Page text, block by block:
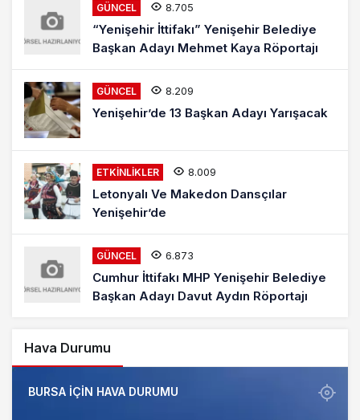
GÜNCEL 8.705
“Yenişehir İttifakı” Yenişehir Belediye
Başkan Adayı Mehmet Kaya Röportajı
GÜNCEL 8.209
Yenişehir’de 13 Başkan Adayı Yarışacak
ETKINLIKLER 8.009
Letonyalı Ve Makedon Dansçılar
Yenişehir’de
GÜNCEL 6.873
Cumhur İttifakı MHP Yenişehir Belediye
Başkan Adayı Davut Aydın Röportajı
Hava Durumu
BURSA IÇIN HAVA DURUMU